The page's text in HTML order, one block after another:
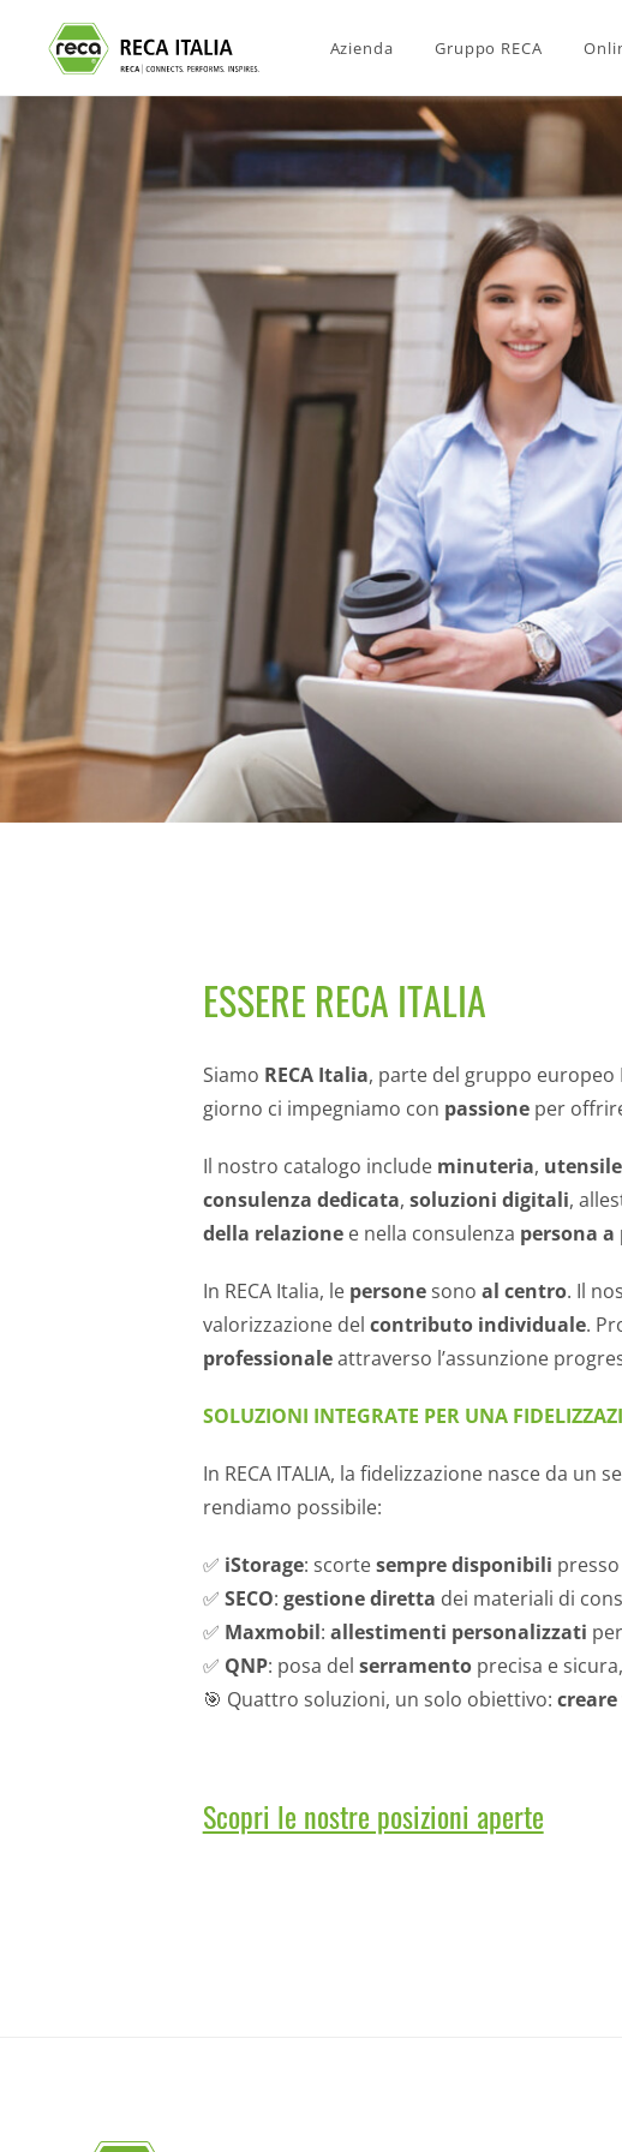
Azienda Gruppo RECA
ESSERE RECA ITALIA
Siamo RECA Italia, parte del gruppo
giorno ci impegniamo con passioneper
Il nostro catalogo include minuteria,
consulenza dedicata, soluzioni digitali,
della relazionee nella consulenza persona a
In RECA Italia, le personesono al centro. Il
valorizzazione del contributo individuale.
professionaleattraverso l’assunzione
SOLUZIONI INTEGRATE PER UNA
In RECA ITALIA, la fidelizzazione nasce da
rendiamo possibile:
✅ iStorage: scortesempre disponibili
✅ SECO: gestione diretta dei materiali di
✅ Maxmobil: allestimenti personalizzati
✅ QNP: posa del serramentoprecisa e
🎯 Quattro soluzioni, un solo obiettivo:
Scopri le nostre posizioni aperte